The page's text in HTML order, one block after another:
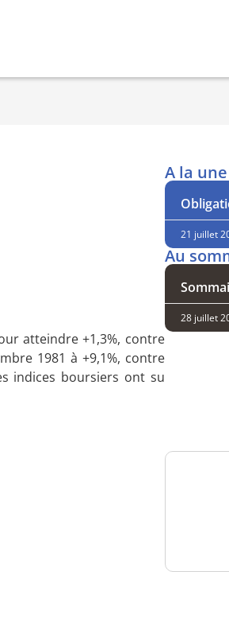
atteindre +1,3%, contre
1981 à +9,1%, contre
indices boursiers ont su
A la une
21 juillet
Au
28 juillet